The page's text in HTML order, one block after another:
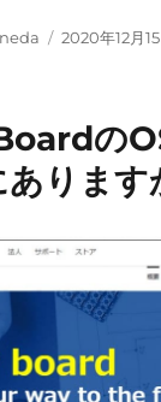
投
2020年12月
の
ります